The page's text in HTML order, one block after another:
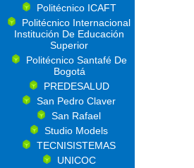
Politécnico ICAFT
Politécnico Internacional
Institución De Educación
Superior
Politécnico Santafé De
Bogotá
PREDESALUD
San Pedro Claver
San Rafael
Studio Models
TECNISISTEMAS
UNICOC